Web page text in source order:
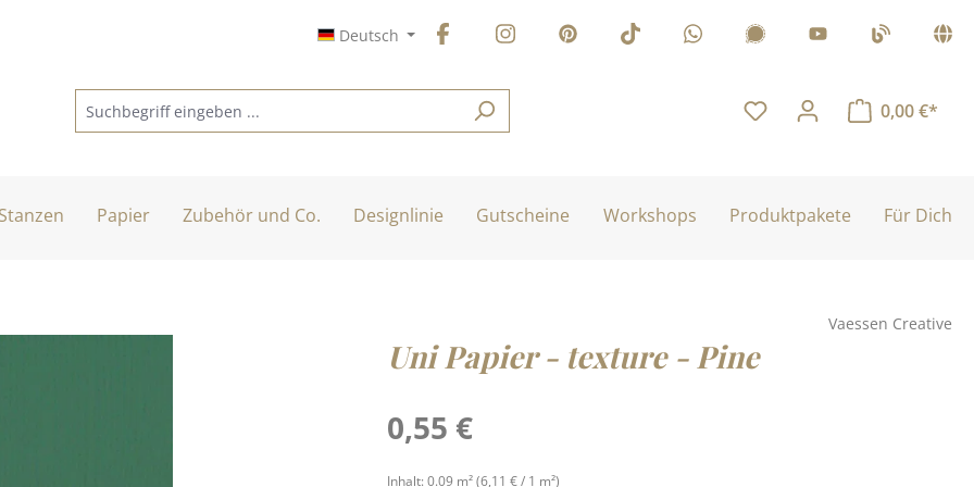
Deutsch
0,00 €*
Stanzen Papier Zubehör und Co. Designlinie Gutscheine Workshops Produktpakete Für Dich
Vaessen Creative
Uni Papier - texture - Pine
Regulärer Preis:
0,55 €
Inhalt: 0.09 m²(6,11 € / 1 m²)